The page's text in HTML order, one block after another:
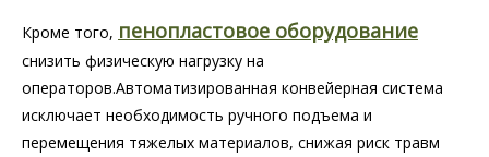
Кроме того, пенопластовое оборудование
снизить физическую нагрузку на
операторов.Автоматизированная конвейерная система
исключает необходимость ручного подъема и
перемещения тяжелых материалов, снижая риск травм